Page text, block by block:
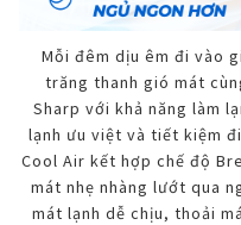
Mỗi đêm dịu êm đi vào
trăng thanh gió mát
Sharp với khả năng làm
lạnh ưu việt và tiết kiệm
Cool Air kết hợp chế độ
mát nhẹ nhàng lướt qua
mát lạnh dễ chịu, thoải